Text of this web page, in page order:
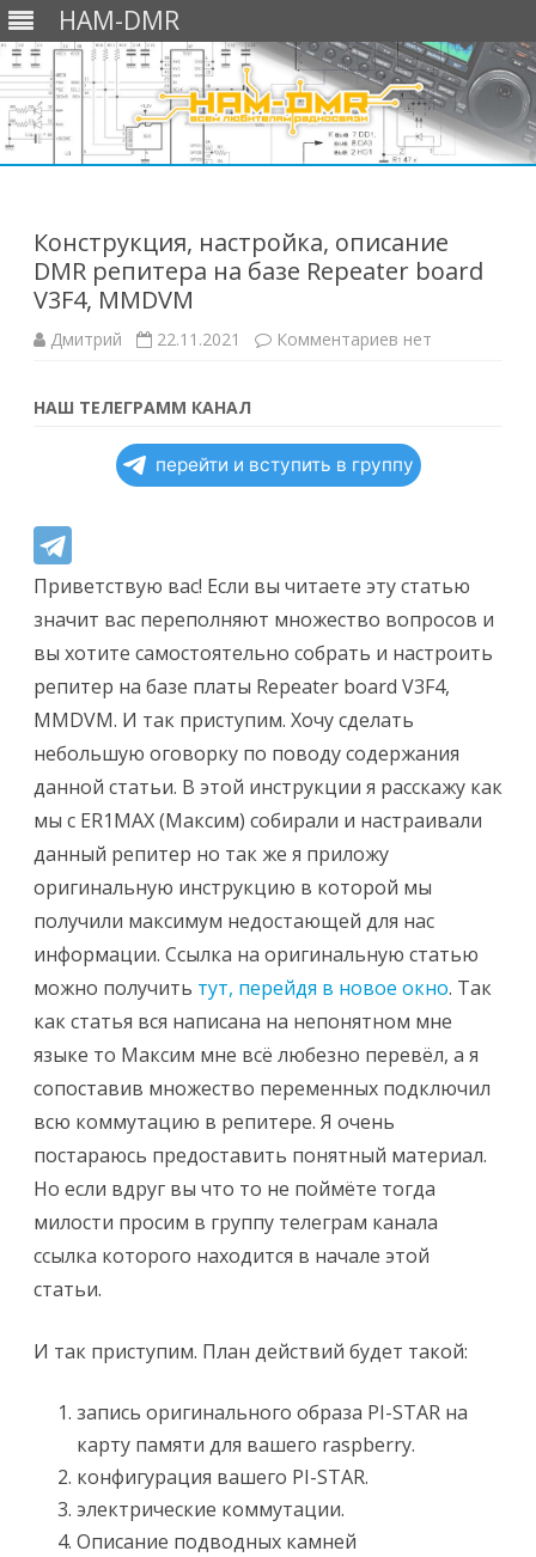
HAM-DMR
Конструкция, настройка, описание
DMR репитера на базе Repeater board
V3F4, MMDVM
Дмитрий 22.11.2021 Комментариев к
репитера
на
базе
Repeater
нет
НАШ ТЕЛЕГРАММ КАНАЛ
перейти и вступить в группу
Приветствую вас! Если вы читаете эту статью
значит вас переполняют множество вопросов и
вы хотите самостоятельно собрать и настроить
репитер на базе платы Repeater board V3F4,
MMDVM. И так приступим. Хочу сделать
небольшую оговорку по поводу содержания
данной статьи. В этой инструкции я расскажу как
мы с ER1MAX (Максим) собирали и настраивали
данный репитер но так же я приложу
оригинальную инструкцию в которой мы
получили максимум недостающей для нас
информации. Ссылка на оригинальную статью
можно получить тут, перейдя в новое окно. Так
как статья вся написана на непонятном мне
языке то Максим мне всё любезно перевёл, а я
сопоставив множество переменных подключил
всю коммутацию в репитере. Я очень
постараюсь предоставить понятный материал.
Но если вдруг вы что то не поймёте тогда
милости просим в группу телеграм канала
ссылка которого находится в начале этой
статьи.
И так приступим. План действий будет такой:
запись оригинального образа PI-STAR на
карту памяти для вашего raspberry.
конфигурация вашего PI-STAR.
электрические коммутации.
Описание подводных камней